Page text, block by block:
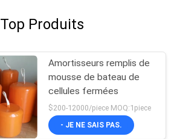
Top Produits
Amortisseurs remplis de
mousse de bateau de
cellules fermées
$200-12000/piece MOQ:1piece
- JE NE SAIS PAS.